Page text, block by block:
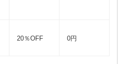
20％OFF 0円